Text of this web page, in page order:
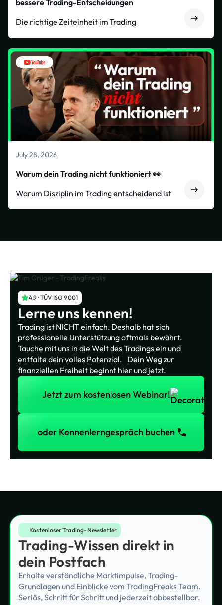
bessere Trading-Entscheidungen
Die richtige Zeiteinheit im Trading
July 28, 2026
Warum dein Trading nicht funktioniert 👀
Warum Disziplin im Trading entscheidend ist
4,9 · TÜV ISO 9001
Lerne uns kennen!
Trading ist NICHT einfach. Deshalb hat sich
professionelle Unterstützung oftmals bewährt.
Tauche mit uns in die Welt des Tradings ein und
entfalte dein volles Potenzial. Dein Weg zur
finanziellen Freiheit beginnt hier und jetzt.
Jetzt zum kostenlosen Webinar!
Jetzt zum kostenlosen Webinar!
oder Kennenlerngespräch buchen
oder Kennenlerngespräch buchen
Kostenloser Trading-Newsletter
Trading-Wissen direkt in
dein Postfach
Erhalte verständliche Marktimpulse, Trading-
Grundlagen und Einblicke vom TradingFreaks Team.
Seriös, Schritt für Schritt und jederzeit abbestellbar.